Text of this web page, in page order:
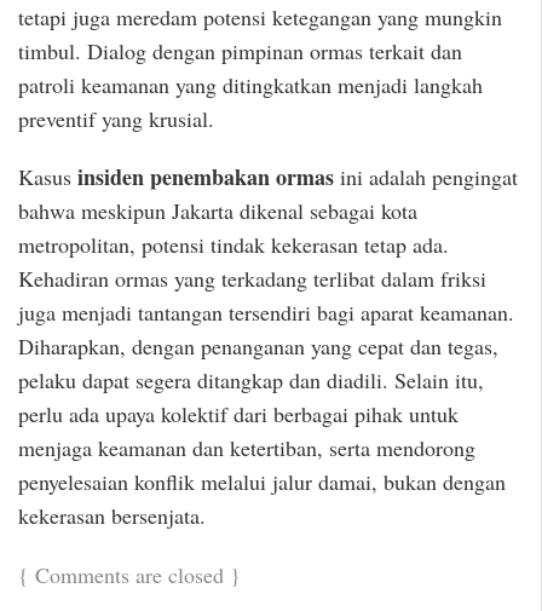
tetapi juga meredam potensi ketegangan yang mungkin
timbul. Dialog dengan pimpinan ormas terkait dan
patroli keamanan yang ditingkatkan menjadi langkah
preventif yang krusial.
Kasus insiden penembakan ormas ini adalah pengingat
bahwa meskipun Jakarta dikenal sebagai kota
metropolitan, potensi tindak kekerasan tetap ada.
Kehadiran ormas yang terkadang terlibat dalam friksi
juga menjadi tantangan tersendiri bagi aparat keamanan.
Diharapkan, dengan penanganan yang cepat dan tegas,
pelaku dapat segera ditangkap dan diadili. Selain itu,
perlu ada upaya kolektif dari berbagai pihak untuk
menjaga keamanan dan ketertiban, serta mendorong
penyelesaian konflik melalui jalur damai, bukan dengan
kekerasan bersenjata.
{ Comments are closed }